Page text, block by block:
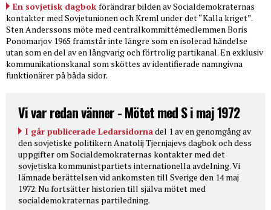
En sovjetisk dagbok förändrar bilden av Socialdemokraternas
kontakter med Sovjetunionen och Kreml under det “Kalla kriget”.
Sten Anderssons möte med centralkommittémedlemmen Boris
Ponomarjov 1965 framstår inte längre som en isolerad händelse
utan som en del av en långvarig och förtrolig partikanal. En exklusiv
kommunikationskanal som sköttes av identifierade namngivna
funktionärer på båda sidor.
Vi var redan vänner - Mötet med S i maj 1972
I går publicerade Ledarsidornadel 1 av en genomgång av
den sovjetiske politikern Anatolij Tjernjajevs dagbok och dess
uppgifter om Socialdemokraternas kontakter med det
sovjetiska kommunistpartiets internationella avdelning. Vi
lämnade berättelsen vid ankomsten till Sverige den 14 maj
1972. Nu fortsätter historien till själva mötet med
socialdemokraternas partiledning.